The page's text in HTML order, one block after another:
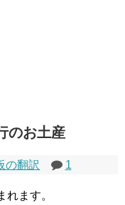
のお土産
の翻訳 1
ます。